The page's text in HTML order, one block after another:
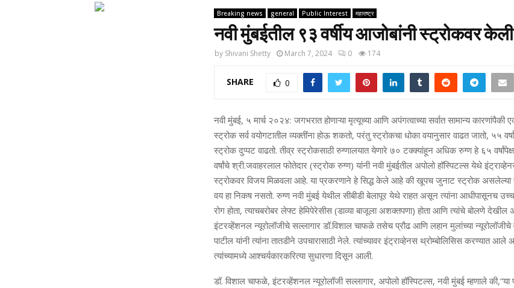
Breaking news general Public Interest महाराष्ट्र
नवी मुंबईतील ९३ वर्षीय आजोबांनी स्ट्रोकवर
by Shivani Shetty March 7, 2024 0 174
SHARE 0
नवी मुंबई, ५ मार्च २०२४: जगभरात होणाऱ्या मृत्यूच्या आणि अपंगत्वाच्या सर्वात सामान्य
स्ट्रोक सर्व वयोगटातील व्यक्तींना होऊ शकतो, परंतु स्ट्रोकचा धोका वयानुसार वाढत जातो, ५५
स्ट्रोक दुप्पट वाढतो. तीव्र स्ट्रोकसाठी रुग्णालयात येणारे ७० टक्क्यांहून अधिक रुग्ण हे ६५
वर्षांचे श्री.जवाहरलाल फोतेदार (स्ट्रोक रुग्ण) यांनी नवी मुंबईतील अपोलो हॉस्पिटल्स येथे इंट्राव्हेनस
स्ट्रोकवर विजय मिळवला आहे. या प्रकरणाने हे सिद्ध केले आहे की खूपच जुनाट स्ट्रोक असलेल्या
वय हा निकष नसतो. रुग्ण नवी मुंबई येथील सीबीडी बेलापूर येथे राहत असून त्यांना आधीपासूनच उच्च
रोग होता, त्याचबरोबर लेफ्ट हेमिपेरेसीस (डाव्या बाजूला अशक्तपणा) होता आणि त्यांचे बोलणे देखील
इंटरव्हेंशनल न्यूरोलॉजीचे सल्लागार डॉ.विशाल चाफळे तसेच प्रौढ आणि लहान मुलांच्या न्यूरोलॉजीचे
पाटील यांनी त्यांना तातडीने उपचारासाठी नेले. त्यांच्यावर इंट्राव्हेनस थ्रोम्बोलिसिस करण्यात
त्यांच्यामध्ये आश्चर्यकारकरित्या सुधारणा दिसून आली.
डॉ. विशाल चाफळे, इंटरव्हेंशनल न्यूरोलॉजी सल्लागार, अपोलो हॉस्पिटल्स, नवी मुंबई म्हणाले